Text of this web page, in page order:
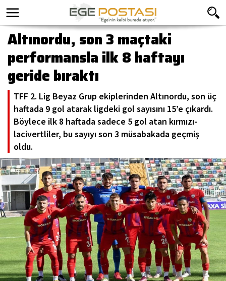
Altınordu, son 3 maçtaki
performansla ilk 8 haftayı
geride bıraktı
TFF 2. Lig Beyaz Grup ekiplerinden Altınordu, son üç
haftada 9 gol atarak ligdeki gol sayısını 15’e çıkardı.
Böylece ilk 8 haftada sadece 5 gol atan kırmızı-
lacivertliler, bu sayıyı son 3 müsabakada geçmiş
oldu.